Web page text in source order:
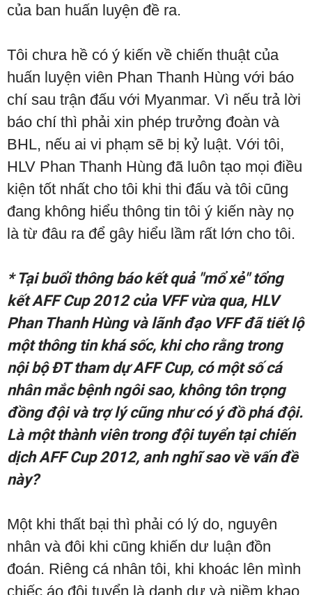
của ban huấn luyện đề ra.
Tôi chưa hề có ý kiến về chiến thuật của
huấn luyện viên Phan Thanh Hùng với báo
chí sau trận đấu với Myanmar. Vì nếu trả lời
báo chí thì phải xin phép trưởng đoàn và
BHL, nếu ai vi phạm sẽ bị kỷ luật. Với tôi,
HLV Phan Thanh Hùng đã luôn tạo mọi điều
kiện tốt nhất cho tôi khi thi đấu và tôi cũng
đang không hiểu thông tin tôi ý kiến này nọ
là từ đâu ra để gây hiểu lầm rất lớn cho tôi.
* Tại buổi thông báo kết quả "mổ xẻ" tổng
kết AFF Cup 2012 của VFF vừa qua, HLV
Phan Thanh Hùng và lãnh đạo VFF đã tiết lộ
một thông tin khá sốc, khi cho rằng trong
nội bộ ĐT tham dự AFF Cup, có một số cá
nhân mắc bệnh ngôi sao, không tôn trọng
đồng đội và trợ lý cũng như có ý đồ phá đội.
Là một thành viên trong đội tuyển tại chiến
dịch AFF Cup 2012, anh nghĩ sao về vấn đề
này?
Một khi thất bại thì phải có lý do, nguyên
nhân và đôi khi cũng khiến dư luận đồn
đoán. Riêng cá nhân tôi, khi khoác lên mình
chiếc áo đội tuyển là danh dự và niềm khao